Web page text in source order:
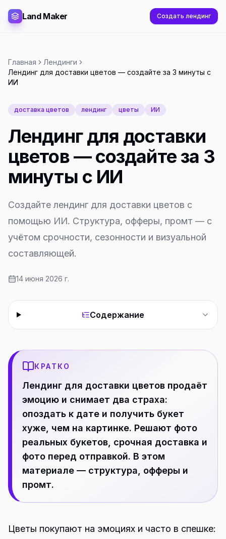
Land Maker Создать лендинг
Главная
Лендинги
Лендинг для доставки цветов — создайте за 3 минуты с
ИИ
доставка цветов лендинг цветы ИИ
Лендинг для доставки
цветов — создайте за 3
минуты с ИИ
Создайте лендинг для доставки цветов с
помощью ИИ. Структура, офферы, промт — с
учётом срочности, сезонности и визуальной
составляющей.
14 июня 2026 г.
Содержание
КРАТКО
Лендинг для доставки цветов продаёт
эмоцию и снимает два страха:
опоздать к дате и получить букет
хуже, чем на картинке. Решают фото
реальных букетов, срочная доставка и
фото перед отправкой. В этом
материале — структура, офферы и
промт.
Цветы покупают на эмоциях и часто в спешке: